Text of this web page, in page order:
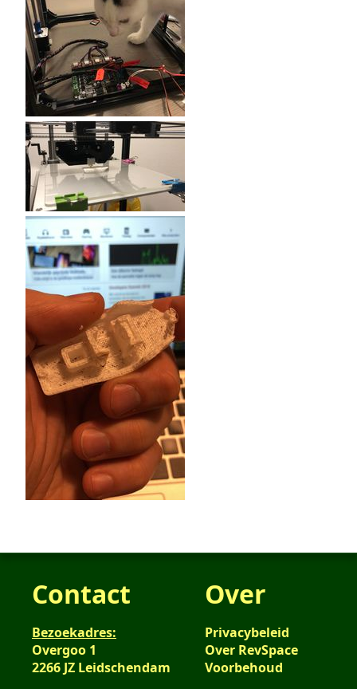
Contact
Bezoekadres:
Overgoo 1
2266 JZ Leidschendam
Over
Privacybeleid
Over RevSpace
Voorbehoud